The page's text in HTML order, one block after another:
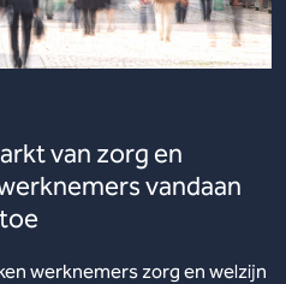
van zorg en
vandaan
werknemers zorg en welzijn